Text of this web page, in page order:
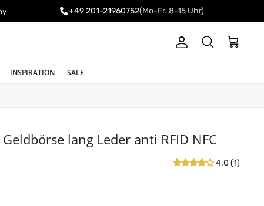
+49 201-21960752(Mo-Fr. 8-15 Uhr)
KontoSuchen
INSPIRATION SALE
lang Leder anti RFID NFC
4.0 (1)